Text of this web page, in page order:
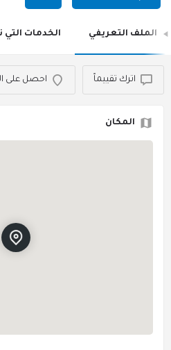
الملف التعريفي الخدمات التي
اترك تقييماً احصل على
المكان